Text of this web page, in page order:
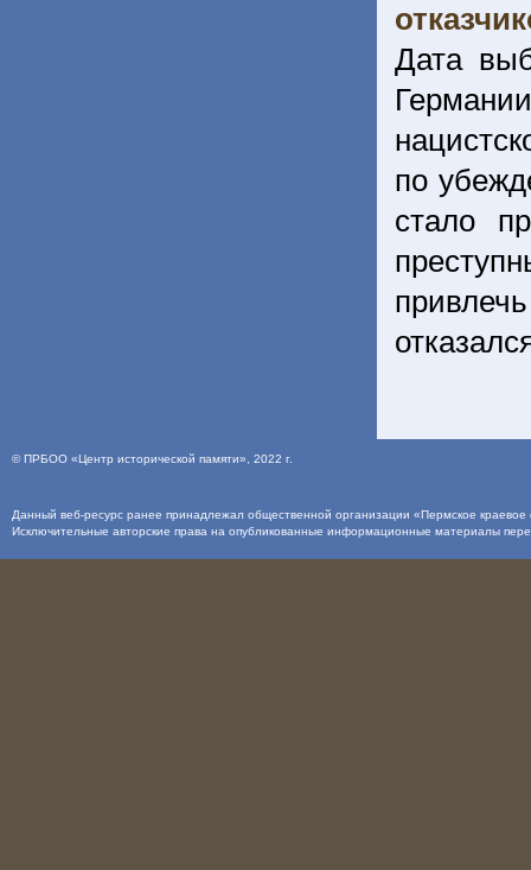
Дата
по
стало
©ПРБОО «Центр исторической памяти» , 2022 г.
Данный веб-ресурс ранее принадлежал общественной организации «Пермское
Исключительные авторские права на опубликованные информационные материалы